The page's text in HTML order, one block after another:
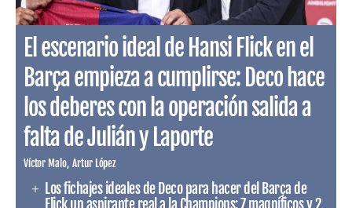
El escenario ideal de Hansi Flick en el
Barça empieza a cumplirse: Deco hace
los deberes con la operación salida a
falta de Julián y Laporte
Víctor Malo Artur López
Los fichajes ideales de Deco para hacer del Barça de
Flick un aspirante real a la Champions: 7 magníficos y 2